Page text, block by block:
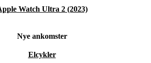
Watch Ultra 2 (2023)
Nye ankomster
Elcykler